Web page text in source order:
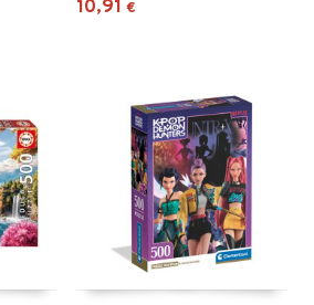
10,91 €